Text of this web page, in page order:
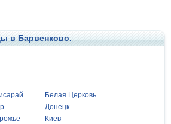
в Барвенково.
Белая Церковь
Донецк
Киев